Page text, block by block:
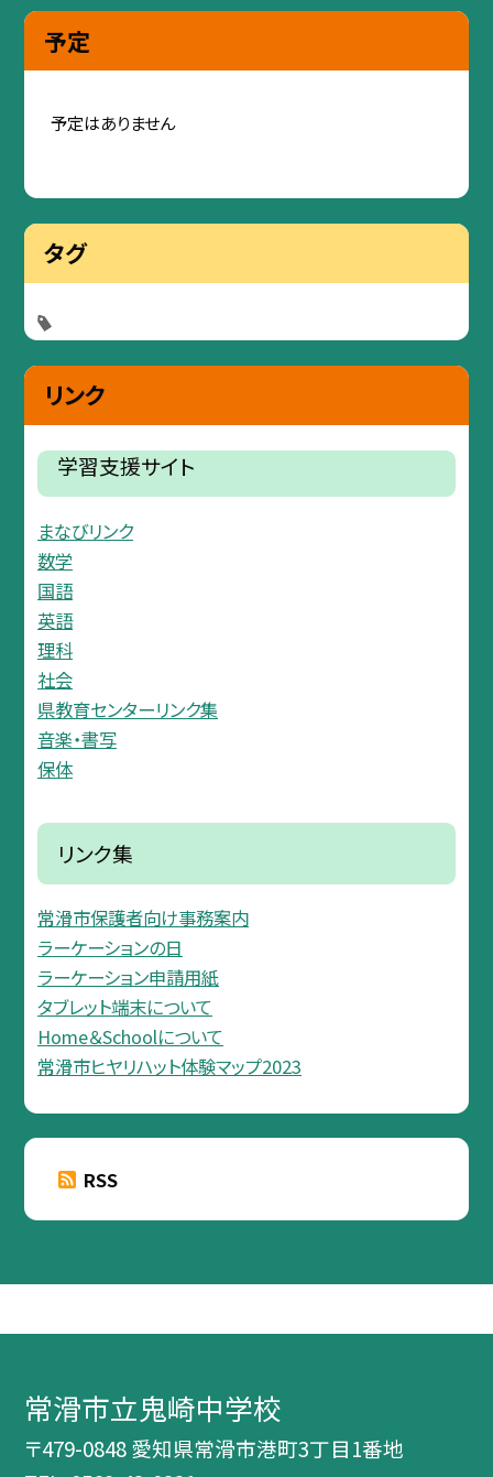
予定
予定はありません
タグ
リンク
学習支援サイト
まなびリンク
数学
国語
英語
理科
社会
県教育センターリンク集
音楽・書写
保体
リンク集
常滑市保護者向け事務案内
ラーケーションの日
ラーケーション申請用紙
タブレット端末について
Home＆Schoolについて
常滑市ヒヤリハット体験マップ2023
RSS
常滑市立鬼崎中学校
〒479-0848 愛知県常滑市港町3丁目1番地